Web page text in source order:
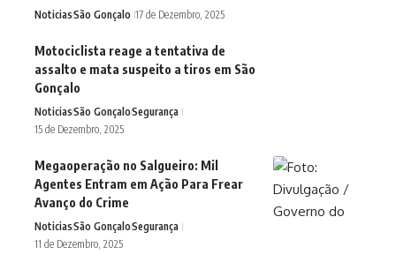
NoticiasSão Gonçalo 17 de Dezembro, 2025
Motociclista reage a tentativa de
assalto e mata suspeito a tiros em São
Gonçalo
NoticiasSão GonçaloSegurança
15 de Dezembro, 2025
Megaoperação no Salgueiro: Mil
Agentes Entram em Ação Para Frear
Avanço do Crime
NoticiasSão GonçaloSegurança
11 de Dezembro, 2025